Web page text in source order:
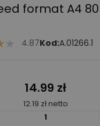
format A4
4.87Kod:A.01266.1
14.99 zł
12.19 zł netto